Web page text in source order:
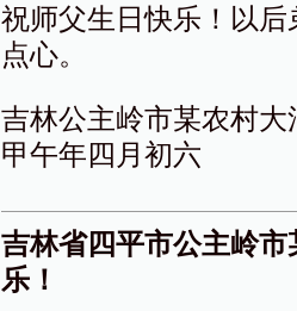
祝师父生日快乐！以
点心。
吉林公主岭市某农村大
甲午年四月初六
吉林省四平市公主岭
乐！